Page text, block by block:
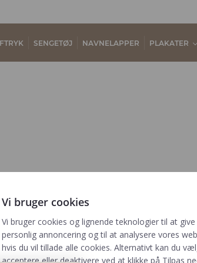
SENGETØJ NAVNELAPPER PLAKATER
Information
Tryktider
Vi bruger cookies
Vi bruger cookies og lignende teknologier til at
personlig annoncering og til at analysere vores
hvis du vil tillade alle cookies. Alternativt kan du
acceptere eller deaktivere ved at klikke på Tilpas